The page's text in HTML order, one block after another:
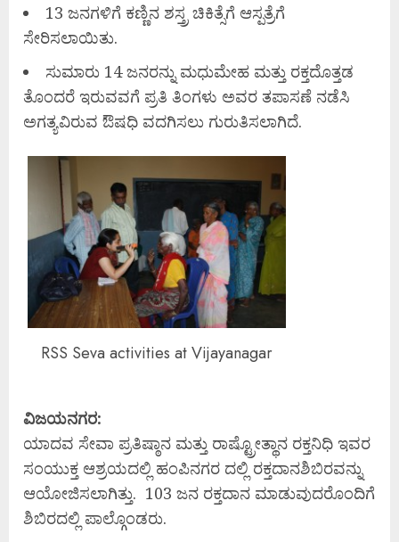
13 ಜನಗಳಿಗೆ ಕಣ್ಣಿನ ಶಸ್ತ್ರ ಚಿಕಿತ್ಸೆಗೆ ಆಸ್ಪತ್ರೆಗೆ
ಸೇರಿಸಲಾಯಿತು.
ಸುಮಾರು 14 ಜನರನ್ನು ಮಧುಮೇಹ ಮತ್ತು ರಕ್ತದೊತ್ತಡ
ತೊಂದರೆ ಇರುವವಗೆ ಪ್ರತಿ ತಿಂಗಳು ಅವರ ತಪಾಸಣೆ ನಡೆಸಿ
ಅಗತ್ಯವಿರುವ ಔಷಧಿ ವದಗಿಸಲು ಗುರುತಿಸಲಾಗಿದೆ.
RSS Seva activities at Vijayanagar
ವಿಜಯನಗರ:
ಯಾದವ ಸೇವಾ ಪ್ರತಿಷ್ಠಾನ ಮತ್ತು ರಾಷ್ಟ್ರೋತ್ಥಾನ ರಕ್ತನಿಧಿ ಇವರ
ಸಂಯುಕ್ತ ಆಶ್ರಯದಲ್ಲಿ ಹಂಪಿನಗರ ದಲ್ಲಿ ರಕ್ತದಾನಶಿಬಿರವನ್ನು
ಆಯೋಜಿಸಲಾಗಿತ್ತು. 103 ಜನ ರಕ್ತದಾನ ಮಾಡುವುದರೊಂದಿಗೆ
ಶಿಬಿರದಲ್ಲಿ ಪಾಲ್ಗೊಂಡರು.